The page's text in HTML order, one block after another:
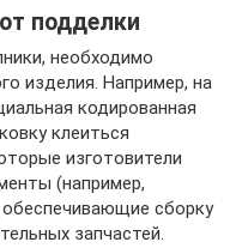
подделки
необходимо
изделия. Например, на
кодированная
клеиться
изготовители
(например,
обеспечивающие сборку
запчастей.